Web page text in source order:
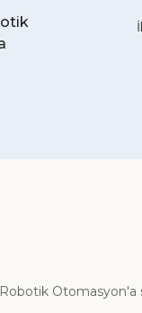
Otomasyon'a